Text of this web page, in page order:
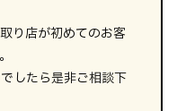
り店が初めてのお客
したら是非ご相談下